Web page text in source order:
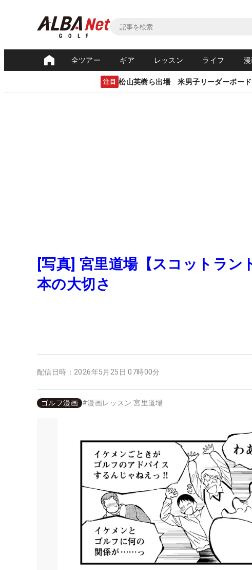
全ツアー ギア レッスン ライフ
注目 松山英樹ら出場 米男子リーダーボード
[写真] 宮里道場【スコットラン
本の大切さ
配信日時： 2026年5月25日 07時00分
ゴルフ漫画 #漫画レッスン 宮里道場